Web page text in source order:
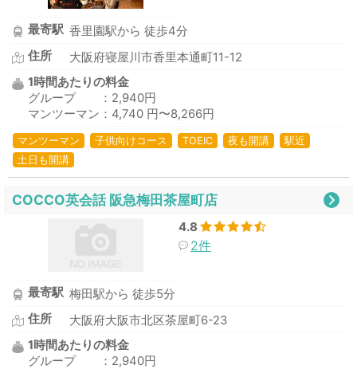
最寄駅 香里園駅から 徒歩4分
住所
大阪府寝屋川市香里本通町11-12
1時間あたりの料金
グループ ：2,940円
マンツーマン：4,740 円〜8,266円
マンツーマン 子供向けコース TOEIC 夜も開講
駅近
土日も開講
COCCO英会話 阪急梅田茶屋町店
4.8
2件
最寄駅 梅田駅から 徒歩5分
住所
大阪府大阪市北区茶屋町6-23
1時間あたりの料金
グループ ：2,940円